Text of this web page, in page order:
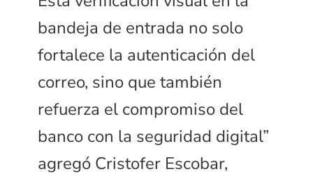
bandeja de entrada no solo
fortalece la autenticación del
correo, sino que también
refuerza el compromiso del
banco con la seguridad digital”
agregó Cristofer Escobar,